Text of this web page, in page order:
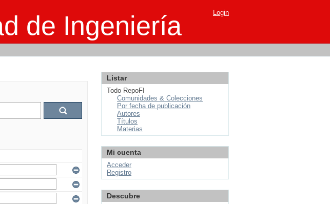
de Ingeniería Login
Listar
Todo RepoFI
Comunidades & Colecciones
Por fecha de publicación
Autores
Títulos
Materias
Mi cuenta
Acceder
Registro
Descubre